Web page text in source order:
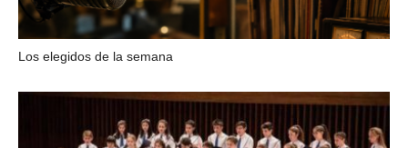
Los elegidos de la semana